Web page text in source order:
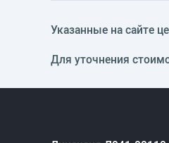
Указанные на сайте
Для уточнения